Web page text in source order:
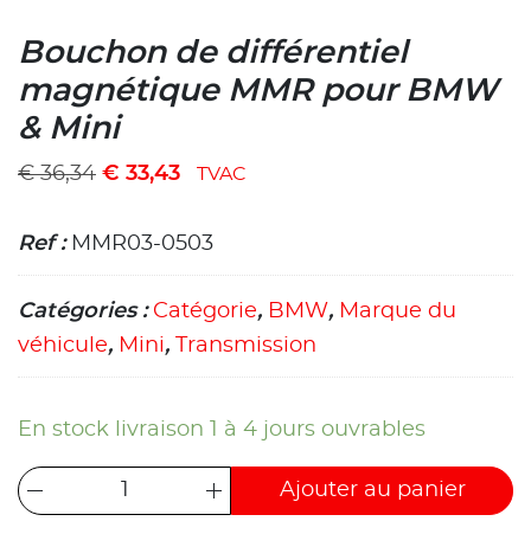
Bouchon de différentiel
magnétique MMR pour BMW
& Mini
€36,34 € 33,43 TVAC
Ref : MMR03-0503
Catégories : Catégorie, BMW, Marque du
véhicule, Mini, Transmission
En stock livraison 1 à 4 jours ouvrables
Ajouter au panier